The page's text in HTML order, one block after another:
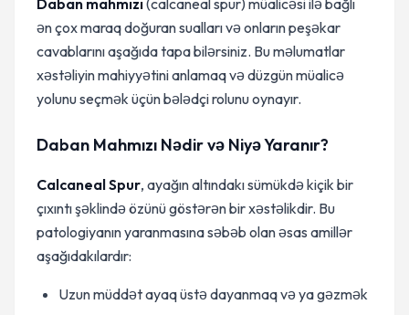
Daban mahmızı(calcaneal spur) müalicəsi ilə bağlı
ən çox maraq doğuran sualları və onların peşəkar
cavablarını aşağıda tapa bilərsiniz. Bu məlumatlar
xəstəliyin mahiyyətini anlamaq və düzgün müalicə
yolunu seçmək üçün bələdçi rolunu oynayır.
Daban Mahmızı Nədir və Niyə Yaranır?
Calcaneal Spur, ayağın altındakı sümükdə kiçik bir
çıxıntı şəklində özünü göstərən bir xəstəlikdir. Bu
patologiyanın yaranmasına səbəb olan əsas amillər
aşağıdakılardır:
Uzun müddət ayaq üstə dayanmaq və ya gəzmək